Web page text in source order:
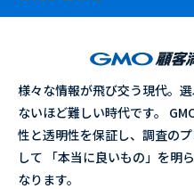
様々な情報が飛び交う現代。
ないほど難しい時代です。
性と透明性を保証し、調査の
して 「本当に良いもの」を明
なります。